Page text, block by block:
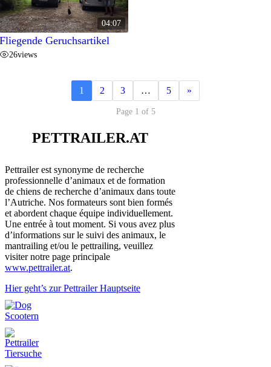
04:07
Fliegende Geruchsartikel
26views
1 2 3 … 5 »
Page 1 of 5
PETTRAILER.AT
Pettrailer est synonyme de recherche
professionnelle d’animaux et de formation
de chiens de recherche d’animaux dans toute
l’Autriche. Nos formateurs sont bien formés
et abordent chaque équipe individuellement.
Une entrée à tout moment. Si vous avez plus
d’informations sur le suivi des animaux, le
mantrailing et/ou le pettrailing, veuillez
visiter notre page principale
www.pettrailer.at.
Hier geht’s zur Pettrailer Hauptseite